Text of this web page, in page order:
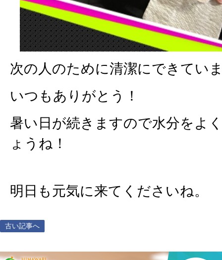
次の人のために清潔にできてい
いつもありがとう！
暑い日が続きますので水分をよ
ょうね！
明日も元気に来てくださいね。
古い記事へ